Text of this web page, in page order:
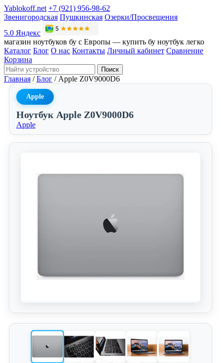
Yablokoff.net +7 (921) 956-98-62
Звенигородская Пушкинская Озерки/Просвещения
5.0 Яндекс
магазин ноутбуков бу с Европы — купить бу ноутбук легко
Каталог Блог О нас Контакты Личный кабинет Сравнение
Корзина
Поиск
Главная / Блог / Apple Z0V9000D6
Apple
Ноутбук Apple Z0V9000D6
Apple